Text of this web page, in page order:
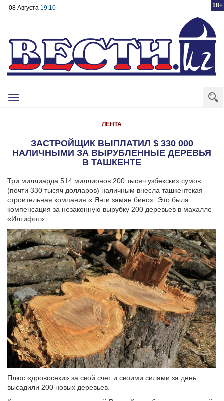
18+
08 Августа 19:10
Toggle
ЛЕНТА
ЗАСТРОЙЩИК ВЫПЛАТИЛ $ 330 000
НАЛИЧНЫМИ ЗА ВЫРУБЛЕННЫЕ ДЕРЕВЬЯ
В ТАШКЕНТЕ
Три миллиарда 514 миллионов 200 тысяч узбекских сумов
(почти 330 тысяч долларов) наличным внесла ташкентская
строительная компания « Янги заман бино». Это была
компенсация за незаконную вырубку 200 деревьев в махалле
«Илтифот»
Плюс «дровосеки» за свой счет и своими силами за день
высадили 200 новых деревьев.